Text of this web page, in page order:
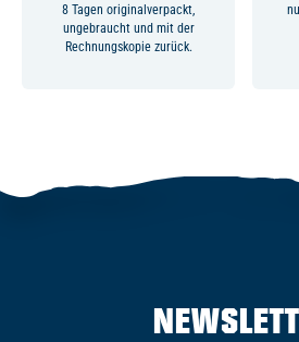
8 Tagen originalverpackt,
ungebraucht und mit der
Rechnungskopie zurück.